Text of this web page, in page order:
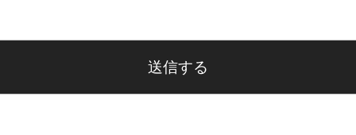
送信する